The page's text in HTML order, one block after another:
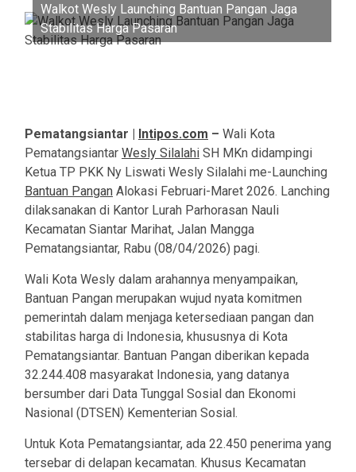
Walkot Wesly Launching Bantuan Pangan Jaga
Stabilitas Harga Pasaran
Pematangsiantar | Intipos.com – Wali Kota
Pematangsiantar Wesly Silalahi SH MKn didampingi
Ketua TP PKK Ny Liswati Wesly Silalahi me-Launching
Bantuan Pangan Alokasi Februari-Maret 2026. Lanching
dilaksanakan di Kantor Lurah Parhorasan Nauli
Kecamatan Siantar Marihat, Jalan Mangga
Pematangsiantar, Rabu (08/04/2026) pagi.
Wali Kota Wesly dalam arahannya menyampaikan,
Bantuan Pangan merupakan wujud nyata komitmen
pemerintah dalam menjaga ketersediaan pangan dan
stabilitas harga di Indonesia, khususnya di Kota
Pematangsiantar. Bantuan Pangan diberikan kepada
32.244.408 masyarakat Indonesia, yang datanya
bersumber dari Data Tunggal Sosial dan Ekonomi
Nasional (DTSEN) Kementerian Sosial.
Untuk Kota Pematangsiantar, ada 22.450 penerima yang
tersebar di delapan kecamatan. Khusus Kecamatan